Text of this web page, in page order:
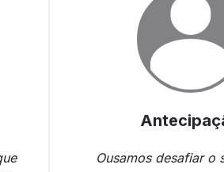
Ousamos desafiar o